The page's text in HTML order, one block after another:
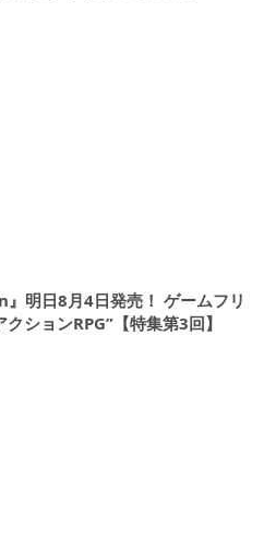
明日8月4日発売！ ゲームフリ
ションRPG”【特集第3回】